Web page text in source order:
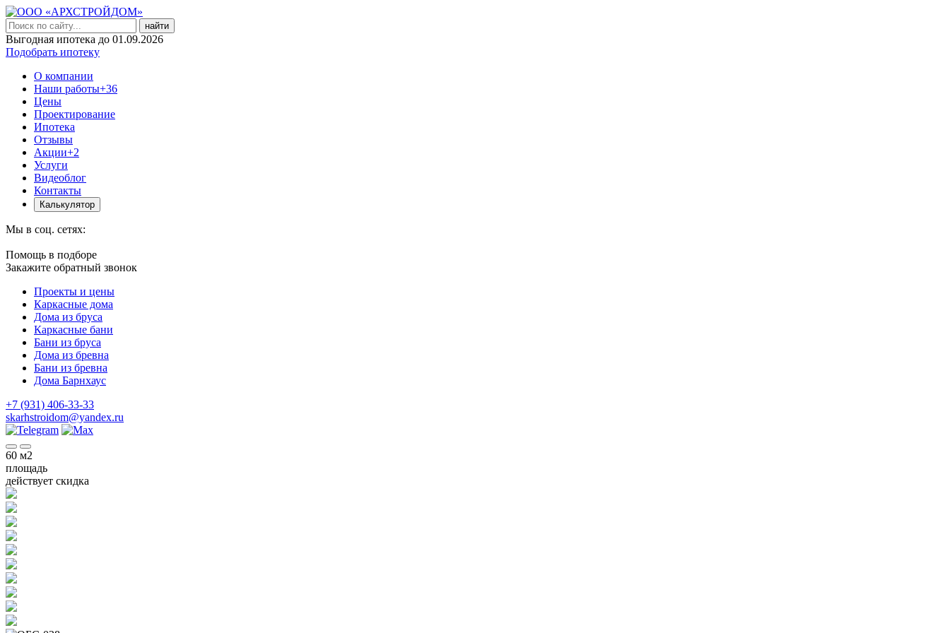
найти
Выгодная ипотека до 01.09.2026
Подобрать ипотеку
О компании
Наши работы+36
Цены
Проектирование
Ипотека
Отзывы
Акции+2
Услуги
Видеоблог
Контакты
Калькулятор
Мы в соц. сетях:
Помощь в подборе
Закажите обратный звонок
Проекты и цены
Каркасные дома
Дома из бруса
Каркасные бани
Бани из бруса
Дома из бревна
Бани из бревна
Дома Барнхаус
+7 (931) 406-33-33
skarhstroidom@yandex.ru
60 м2
площадь
действует скидка